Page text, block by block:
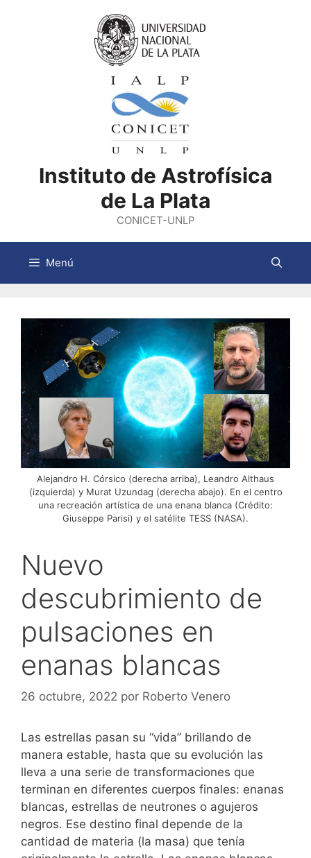
Instituto de Astrofísica
de La Plata
CONICET-UNLP
Menú
Alejandro H. Córsico (derecha arriba), Leandro Althaus
(izquierda) y Murat Uzundag (derecha abajo). En el centro
una recreación artística de una enana blanca (Crédito:
Giuseppe Parisi) y el satélite TESS (NASA).
Nuevo
descubrimiento de
pulsaciones en
enanas blancas
26 octubre, 2022 por Roberto Venero
Las estrellas pasan su “vida” brillando de
manera estable, hasta que su evolución las
lleva a una serie de transformaciones que
terminan en diferentes cuerpos finales: enanas
blancas, estrellas de neutrones o agujeros
negros. Ese destino final depende de la
cantidad de materia (la masa) que tenía